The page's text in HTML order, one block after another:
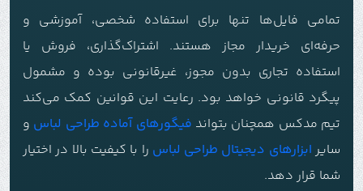
تمامی فایل‌ها تنها برای استفاده شخصی، آموزشی و
حرفه‌ای خریدار مجاز هستند. اشتراک‌گذاری، فروش یا
استفاده تجاری بدون مجوز، غیرقانونی بوده و مشمول
پیگرد قانونی خواهد بود. رعایت این قوانین کمک می‌کند
تیم مدکس همچنان بتواند فیگورهای آماده طراحی لباس و
سایر ابزارهای دیجیتال طراحی لباس را با کیفیت بالا در اختیار
شما قرار دهد.